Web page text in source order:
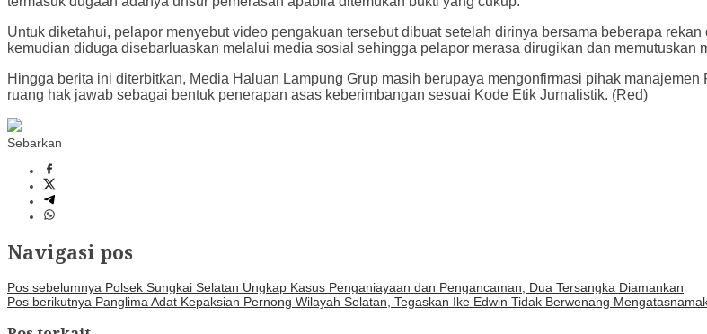
Untuk diketahui, pelapor menyebut video pengakuan tersebut dibuat setelah dirinya bersama beberapa
kemudian diduga disebarluaskan melalui media sosial sehingga pelapor merasa dirugikan dan memutuskan
Hingga berita ini diterbitkan, Media Haluan Lampung Grup masih berupaya mengonfirmasi pihak
ruang hak jawab sebagai bentuk penerapan asas keberimbangan sesuai Kode Etik Jurnalistik. (Red)
Sebarkan
Navigasi pos
Pos sebelumnya Polsek Sungkai Selatan Ungkap Kasus Penganiayaan dan Pengancaman, Dua Tersangka Diamankan
Pos berikutnya Panglima Adat Kepaksian Pernong Wilayah Selatan, Tegaskan Ike Edwin Tidak Berwenang